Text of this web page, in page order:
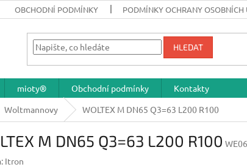
OBCHODNÍ PODMÍNKY PODMÍNKY OCHRANY OSOBNÍCH
HLEDAT
mioty® Obchodní podmínky
Kontakty
Woltmannovy WOLTEX M DN65 Q3=63 L200 R100
M DN65 Q3=63 L200 R100
Itron